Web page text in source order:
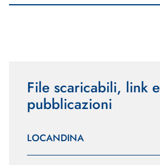
File scaricabili, link e
pubblicazioni
LOCANDINA